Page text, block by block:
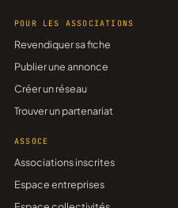
POUR LES ASSOCIATIONS
Revendiquer sa fiche
Publier une annonce
Créer un réseau
Trouver un partenariat
ASSOCE
Associations inscrites
Espace entreprises